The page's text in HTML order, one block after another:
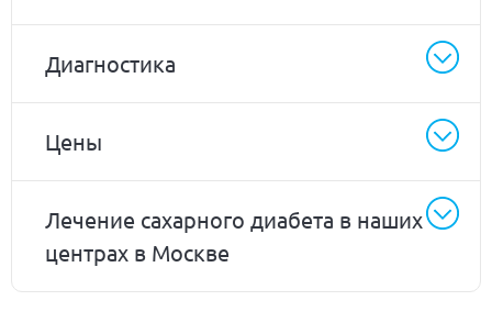
Диагностика
Цены
Лечение сахарного диабета в наших
центрах в Москве